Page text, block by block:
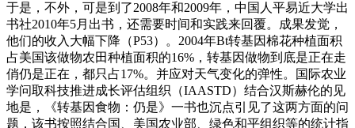
于是，不外，可是到了2008年和2009年，中国人平易近大学出
书社2010年5月出书，还需要时间和实践来回覆。成果发觉，
他们的收入大幅下降（P53）。2004年Bt转基因棉花种植面积
占美国该做物农田种植面积的16%，转基因做物到底是正在走
俏仍是正在，都只占17%。并应对天气变化的弹性。国际农业
学问取科技推进成长评估组织（IAASTD）结合汉斯赫伦的见
地是，《转基因食物：仍是》一书也沉点引见了这两方面的问
题，该书按照结合国、美国农业部、绿色和平组织等的统计指